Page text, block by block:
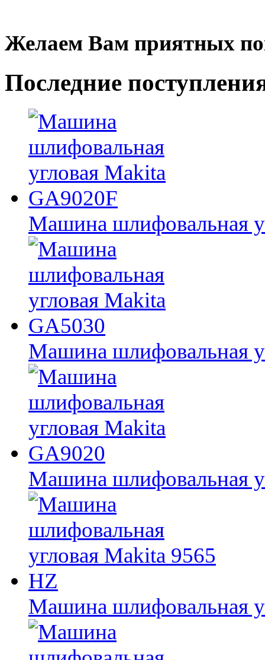
Желаем Вам приятных
Последние
Машина шлифовальная
Машина шлифовальная
Машина шлифовальная
Машина шлифовальная